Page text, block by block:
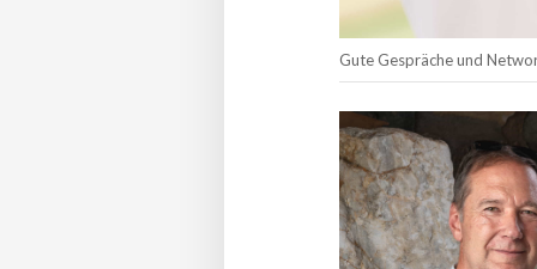
Gute Gespräche und